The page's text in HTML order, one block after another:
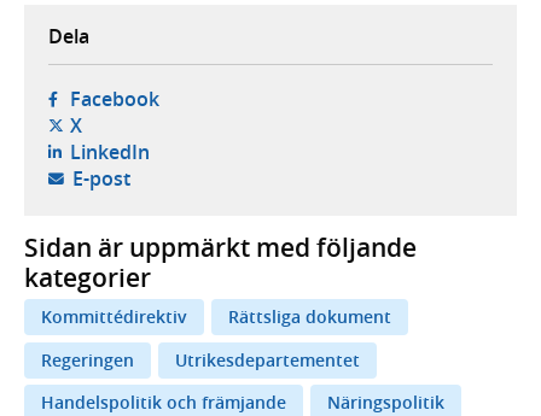
Dela
Facebook- öppnas i ny flik, extern webbplats,
X- öppnas i ny flik, extern webbplats,
LinkedIn- öppnas i ny flik, extern webbplats,
E-post- öppnar din e-postklient,
Sidan är uppmärkt med följande
kategorier
Kommittédirektiv
Rättsliga dokument
Regeringen
Utrikesdepartementet
Handelspolitik och främjande
Näringspolitik